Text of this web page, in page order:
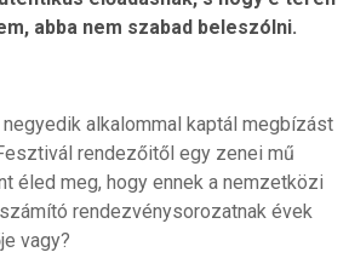
abba nem szabad beleszólni.
alkalommal kaptál megbízást
rendezőitől egy zenei mű
éled meg, hogy ennek a nemzetközi
rendezvénysorozatnak évek
vagy?